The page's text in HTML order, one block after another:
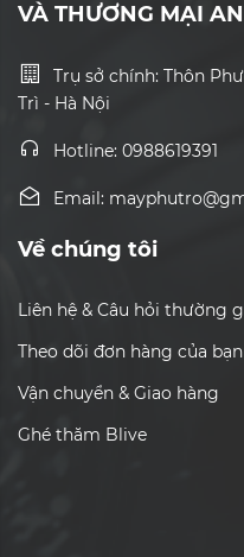
VÀ THƯƠNG MẠI
Trụ sở chính: Thôn
Trì - Hà Nội
Hotline: 0988619391
Email:
Về chúng tôi
Liên hệ & Câu hỏi thường
Theo dõi đơn hàng của bạn
Vận chuyển & Giao hàng
Ghé thăm Blive